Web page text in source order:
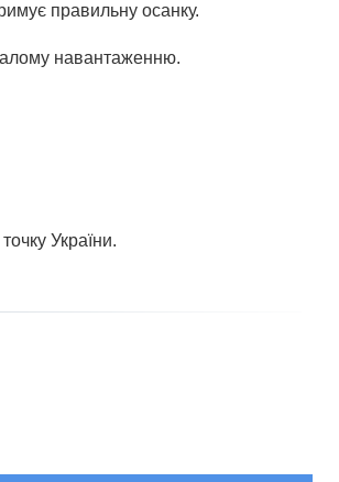
правильну осанку.
навантаженню.
України.